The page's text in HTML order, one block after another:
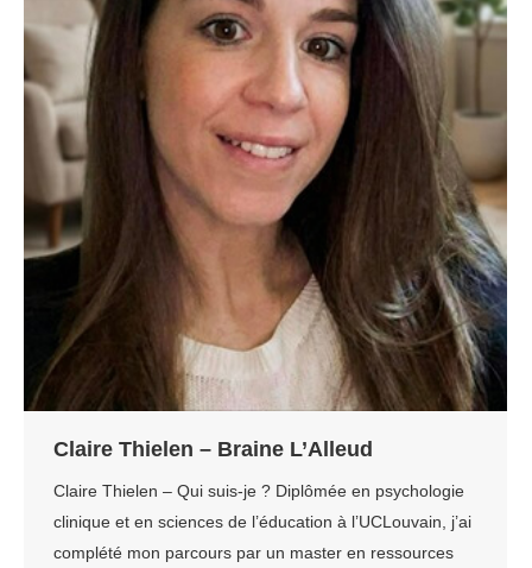
Claire Thielen – Braine L’Alleud
Claire Thielen – Qui suis-je ? Diplômée en psychologie
clinique et en sciences de l’éducation à l’UCLouvain, j’ai
complété mon parcours par un master en ressources